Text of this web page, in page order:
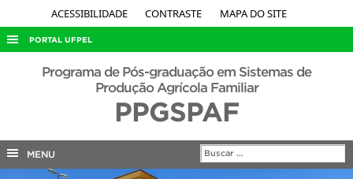
ACESSIBILIDADE CONTRASTE MAPA DO SITE
PORTAL UFPEL
ACESSO À INFORMAÇÃO
EDITAIS
Programa de Pós-graduação em Sistemas de
Produção Agrícola Familiar
PPGSPAF
MENU